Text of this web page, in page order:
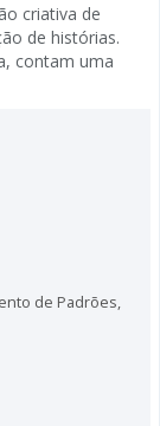
criativa de
de histórias.
contam uma
de Padrões,